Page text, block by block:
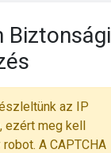
Biztonsági
az IP
ezért meg kell
A CAPTCHA